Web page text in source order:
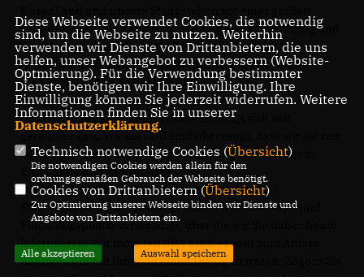
Herausforderung: Zahlreiche Menschen sind vor Krieg und
Gewalt zu uns geflohen. Als Partei mit dem C im Namen
nehmen wir die humanitäre Verpflichtung sehr ernst,
diesen Menschen Sicherheit und eine
menschenwürdige Unterkunft zu gewähren.
Dass diese Aufgabe keine leichte ist, zeigt sich seit
geraumer Zeit. Wir als CDU sind überzeugt, dass wir sie nur
bewältigen können mit einem Dreiklang aus Offenheit,
Ehrlichkeit und Information.
Die CDU-Fraktion im Gemeinderat und der CDU-
Stadtverband haben sich auf Leitlinien für die Asyl- und
Flüchtlingspolitik verständigt, über die wir Sie daher heute
informieren. Wir möchten dies auch erneut zum Anlass
nehmen, um mit Ihnen in einen Dialog zu treten. Zögern Sie
Diese Webseite verwendet Cookies, die notwendig
sind, um die Webseite zu nutzen. Weiterhin
verwenden wir Dienste von Drittanbietern, die uns
helfen, unser Webangebot zu verbessern (Website-
Optmierung). Für die Verwendung bestimmter
Dienste, benötigen wir Ihre Einwilligung. Ihre
Einwilligung können Sie jederzeit widerrufen. Weitere
Informationen finden Sie in unserer
Datenschutzerklärung.
Technisch notwendige Cookies (Übersicht)
Die notwendigen Cookies werden allein für den
ordnungsgemäßen Gebrauch der Webseite benötigt.
Cookies von Drittanbietern (Übersicht)
Zur Optimierung unserer Webseite binden wir Dienste und
Angebote von Drittanbietern ein.
Alle akzeptieren Auswahl speichern